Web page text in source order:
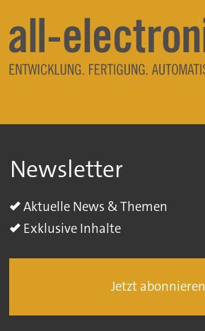
Newsletter
Aktuelle News & Themen
Exklusive Inhalte
Jetzt abonnieren